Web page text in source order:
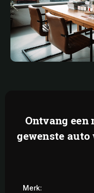
Ontvang een
gewenste
Merk: